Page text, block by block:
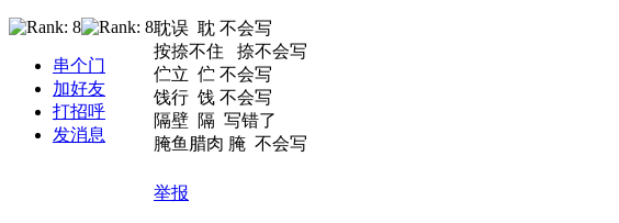
串个门
加好友
打招呼
发消息
耽误 耽 不会写
按捺不住 捺不会写
伫立 伫 不会写
饯行 饯 不会写
隔壁 隔 写错了
腌鱼腊肉 腌 不会写
举报